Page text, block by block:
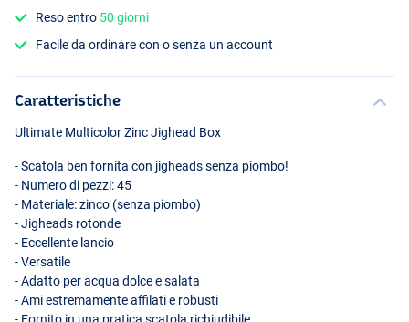
Reso entro 50 giorni
Facile da ordinare con o senza un account
Caratteristiche
Ultimate Multicolor Zinc Jighead Box
- Scatola ben fornita con jigheads senza piombo!
- Numero di pezzi: 45
- Materiale: zinco (senza piombo)
- Jigheads rotonde
- Eccellente lancio
- Versatile
- Adatto per acqua dolce e salata
- Ami estremamente affilati e robusti